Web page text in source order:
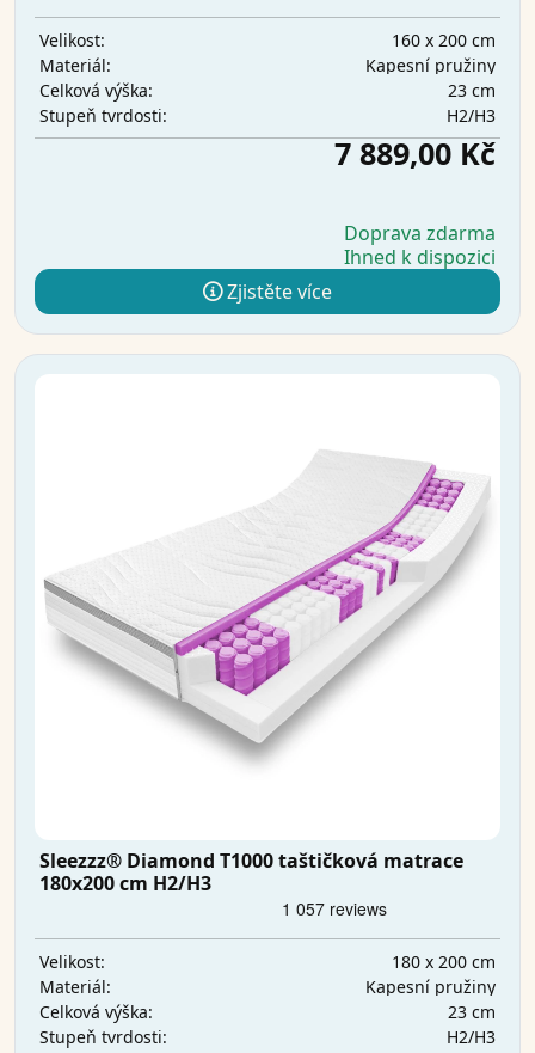
Velikost:
160 x 200 cm
Materiál:
Kapesní pružiny
Celková výška:
23 cm
Stupeň tvrdosti:
H2/H3
7 889,00 Kč
Doprava zdarma
Ihned k dispozici
Zjistěte více
Sleezzz® Diamond T1000 taštičková matrace
180x200 cm H2/H3
Velikost:
180 x 200 cm
Materiál:
Kapesní pružiny
Celková výška:
23 cm
Stupeň tvrdosti:
H2/H3